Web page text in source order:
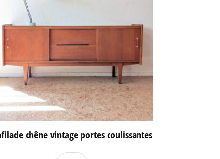
chêne vintage portes coulissantes